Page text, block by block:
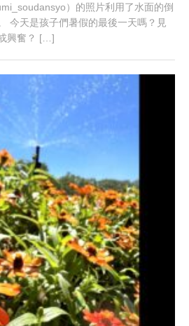
）的照片利用了水面的倒
今天是孩子們暑假的最後一天嗎？見
興奮？ […]